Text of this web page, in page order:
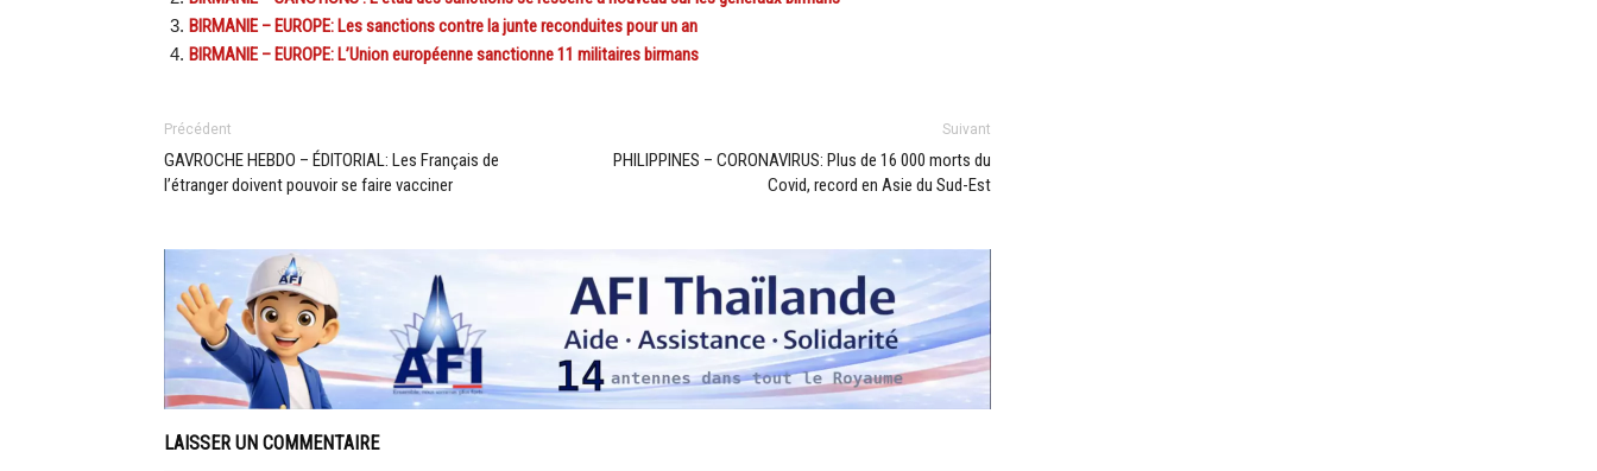
BIRMANIE – EUROPE: Les sanctions contre la junte reconduites pour un an
BIRMANIE – EUROPE: L’Union européenne sanctionne 11 militaires birmans
Précédent
GAVROCHE HEBDO – ÉDITORIAL: Les Français de
l’étranger doivent pouvoir se faire vacciner
Suivant
PHILIPPINES – CORONAVIRUS: Plus de 16 000 morts du
Covid, record en Asie du Sud-Est
LAISSER UN COMMENTAIRE